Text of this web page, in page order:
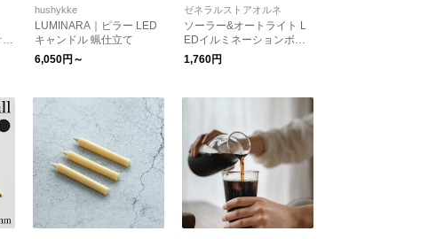
ー
hushykke
LUMINARA｜ピラー LED
キャンドル 蝋仕立て
6,050円～
ゼネラルストアオルネ
ソーラー&オートライト L
EDイルミネーションボト
ル
1,760円